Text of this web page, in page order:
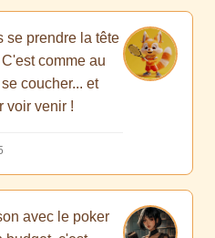
se prendre la tête
comme au
coucher... et
voir venir !
avec le poker